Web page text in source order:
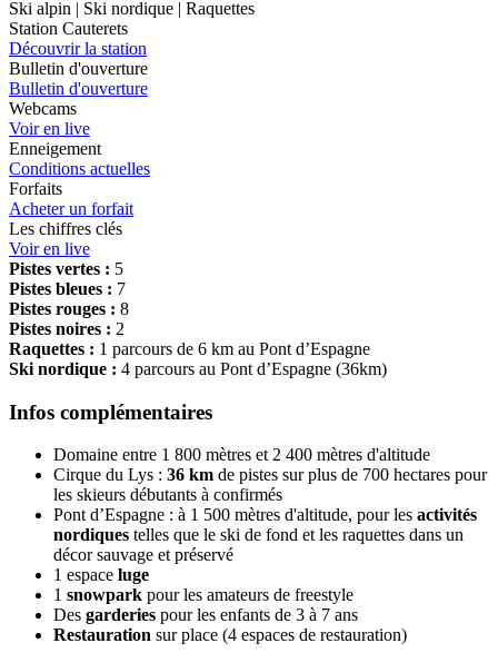
Ski alpin | Ski nordique | Raquettes
Station Cauterets
Découvrir la station
Bulletin d'ouverture
Bulletin d'ouverture
Webcams
Voir en live
Enneigement
Conditions actuelles
Forfaits
Acheter un forfait
Les chiffres clés
Voir en live
Pistes vertes : 5
Pistes bleues : 7
Pistes rouges : 8
Pistes noires : 2
Raquettes : 1 parcours de 6 km au Pont d’Espagne
Ski nordique : 4 parcours au Pont d’Espagne (36km)
Infos complémentaires
Domaine entre 1 800 mètres et 2 400 mètres d'altitude
Cirque du Lys : 36 km de pistes sur plus de 700 hectares pour
les skieurs débutants à confirmés
Pont d’Espagne : à 1 500 mètres d'altitude, pour les activités
nordiques telles que le ski de fond et les raquettes dans un
décor sauvage et préservé
1 espace luge
1 snowpark pour les amateurs de freestyle
Des garderies pour les enfants de 3 à 7 ans
Restauration sur place (4 espaces de restauration)